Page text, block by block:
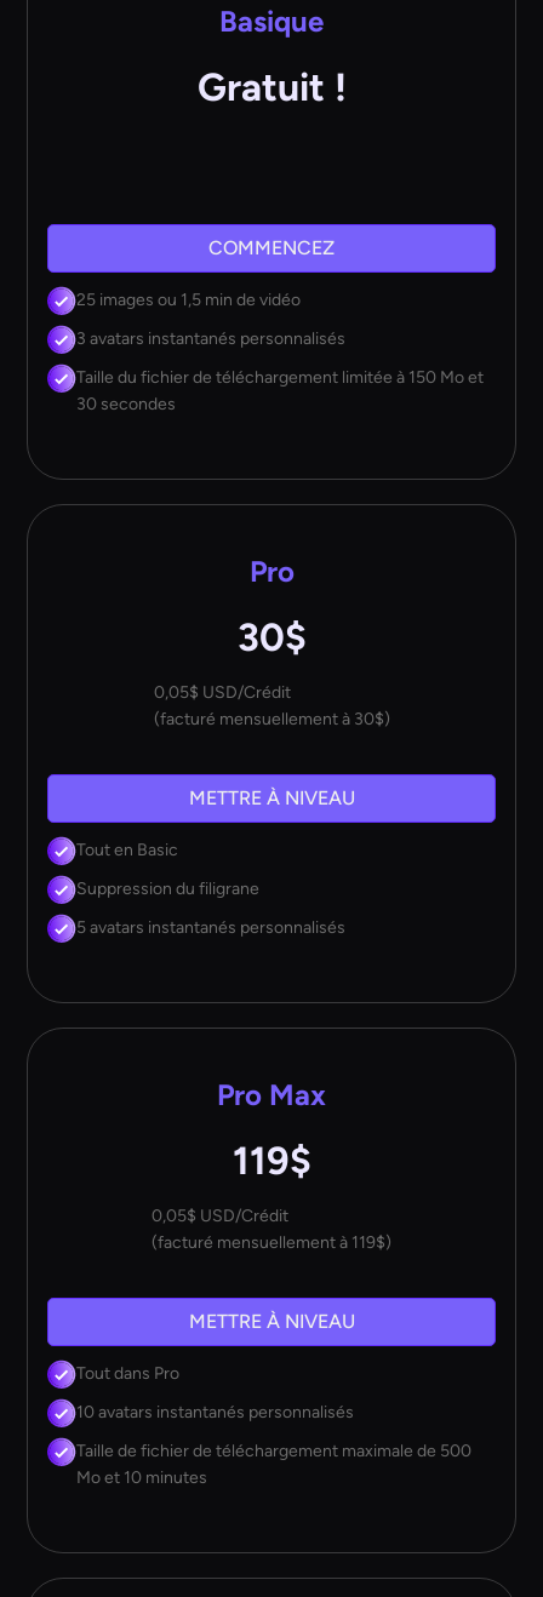
Basique
Gratuit !
COMMENCEZ
25 images ou 1,5 min de vidéo
3 avatars instantanés personnalisés
Taille du fichier de téléchargement limitée à 150 Mo et
30 secondes
Pro
30$
0,05$ USD/Crédit
(facturé mensuellement à 30$)
METTRE À NIVEAU
Tout en Basic
Suppression du filigrane
5 avatars instantanés personnalisés
Pro Max
119$
0,05$ USD/Crédit
(facturé mensuellement à 119$)
METTRE À NIVEAU
Tout dans Pro
10 avatars instantanés personnalisés
Taille de fichier de téléchargement maximale de 500
Mo et 10 minutes